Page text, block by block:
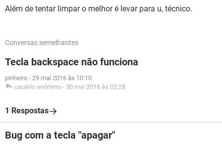
Além de tentar limpar o melhor é levar para u, técnico.
Conversas semelhantes
Tecla backspace não funciona
pinheiro - 29 mai 2016 às 10:10
usuário anônimo - 30 mai 2016 às 02:28
1 Respostas
Bug com a tecla "apagar"